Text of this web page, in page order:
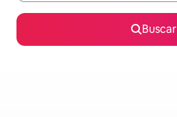
Buscar